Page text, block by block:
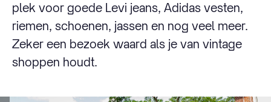
plek voor goede Levi jeans, Adidas vesten,
riemen, schoenen, jassen en nog veel meer.
Zeker een bezoek waard als je van vintage
shoppen houdt.